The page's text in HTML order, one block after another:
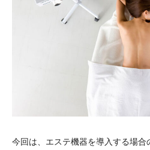
今回は、エステ機器を導入する場